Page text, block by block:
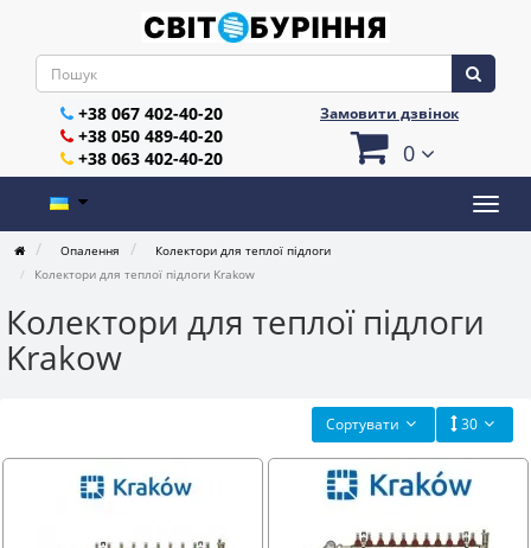
+38 067 402-40-20
+38 050 489-40-20
+38 063 402-40-20
Замовити дзвінок
0
Опалення
Колектори для теплої підлоги
Колектори для теплої підлоги Krakow
Колектори для теплої підлоги
Krakow
Сортувати 30